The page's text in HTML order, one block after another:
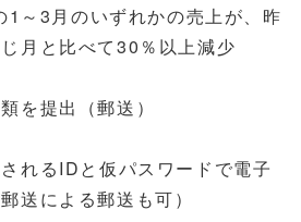
～3月のいずれかの売上が、昨
月と比べて30％以上減少
を提出（郵送）
れるIDと仮パスワードで電子
送による郵送も可）